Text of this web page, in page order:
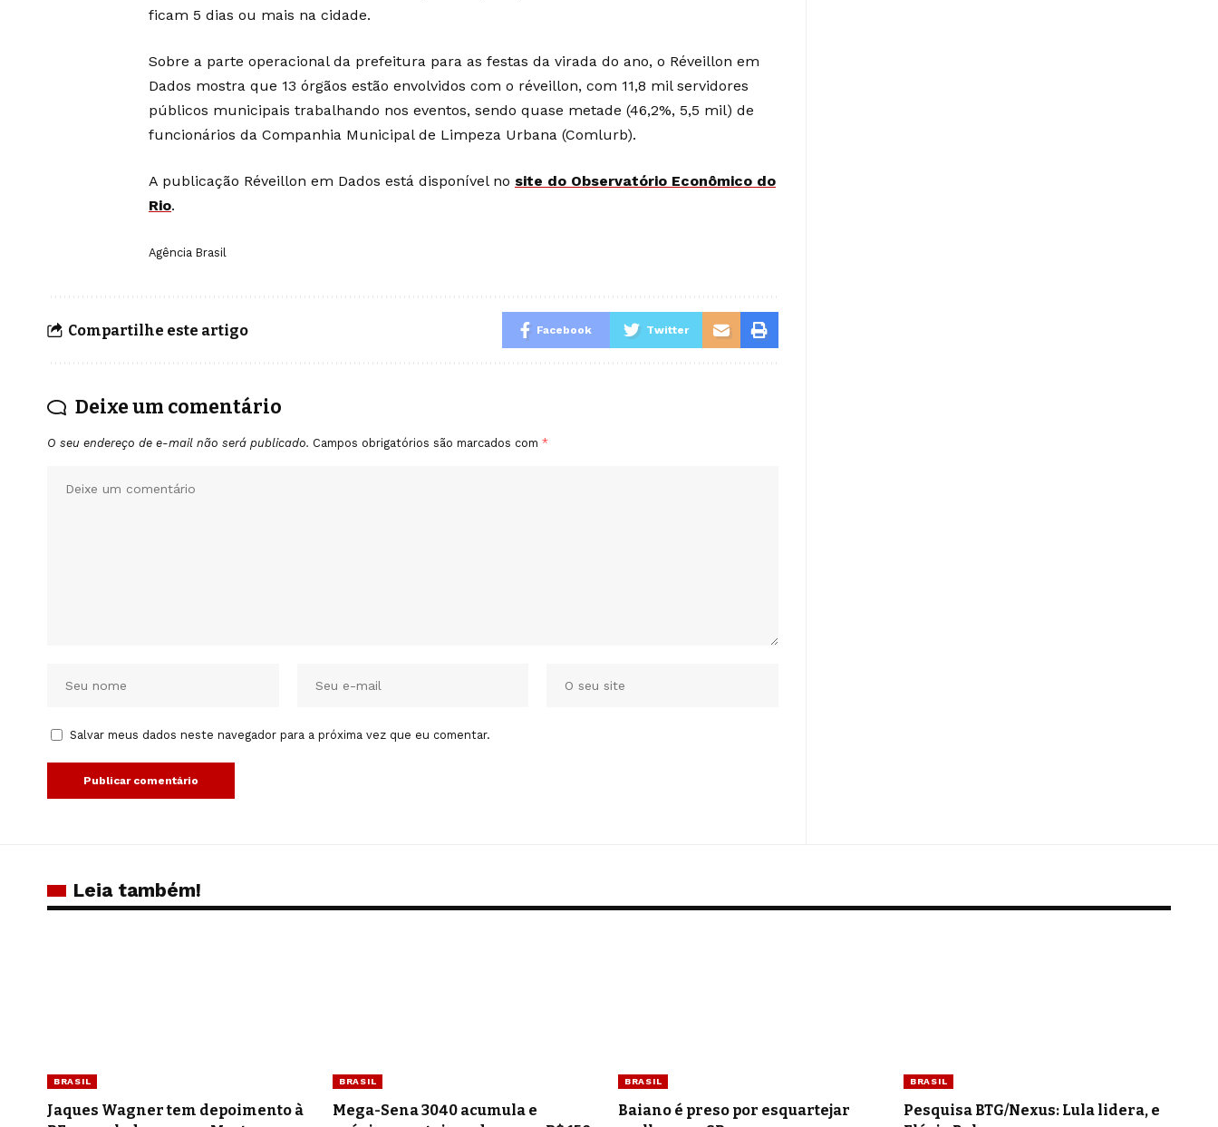
ficam 5 dias ou mais na cidade.
Sobre a parte operacional da prefeitura para as festas da virada do ano, o Réveillon em
Dados mostra que 13 órgãos estão envolvidos com o réveillon, com 11,8 mil servidores
públicos municipais trabalhando nos eventos, sendo quase metade (46,2%, 5,5 mil) de
funcionários da Companhia Municipal de Limpeza Urbana (Comlurb).
A publicação Réveillon em Dados está disponível no site do Observatório Econômico do
Rio.
Agência Brasil
Compartilhe este artigo Facebook Twitter
Deixe um comentário
O seu endereço de e-mail não será publicado. Campos obrigatórios são marcados com *
Salvar meus dados neste navegador para a próxima vez que eu comentar.
Leia também!
BRASIL
Jaques Wagner tem depoimento à
BRASIL
Mega-Sena 3040 acumula e
BRASIL
Baiano é preso por esquartejar
BRASIL
Pesquisa BTG/Nexus: Lula lidera, e